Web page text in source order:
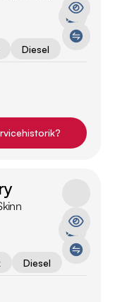
Diesel
Diesel